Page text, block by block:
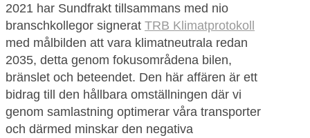
2021 har Sundfrakt tillsammans med nio
branschkollegor signerat TRB Klimatprotokoll
med målbilden att vara klimatneutrala redan
2035, detta genom fokusområdena bilen,
bränslet och beteendet. Den här affären är ett
bidrag till den hållbara omställningen där vi
genom samlastning optimerar våra transporter
och därmed minskar den negativa